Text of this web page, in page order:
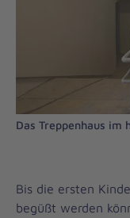
Das Treppenhaus im
Bis die ersten
begüßt werden